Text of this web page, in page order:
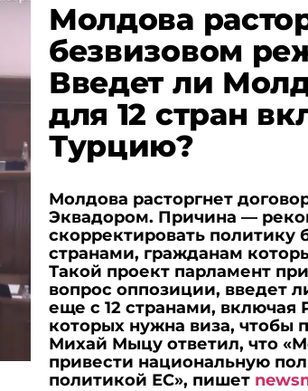
Молдова
безвизовом
Введет ли
для 12 стран
Турцию?
Молдова расторгнет
Эквадором. Причина —
скорректировать политику
странами, гражданам
Такой проект парламент
вопрос оппозиции, введет
еще с 12 странами,
которых нужна виза, чтобы
Михай Мыцу ответил, что
привести национальную
политикой ЕС», пишет